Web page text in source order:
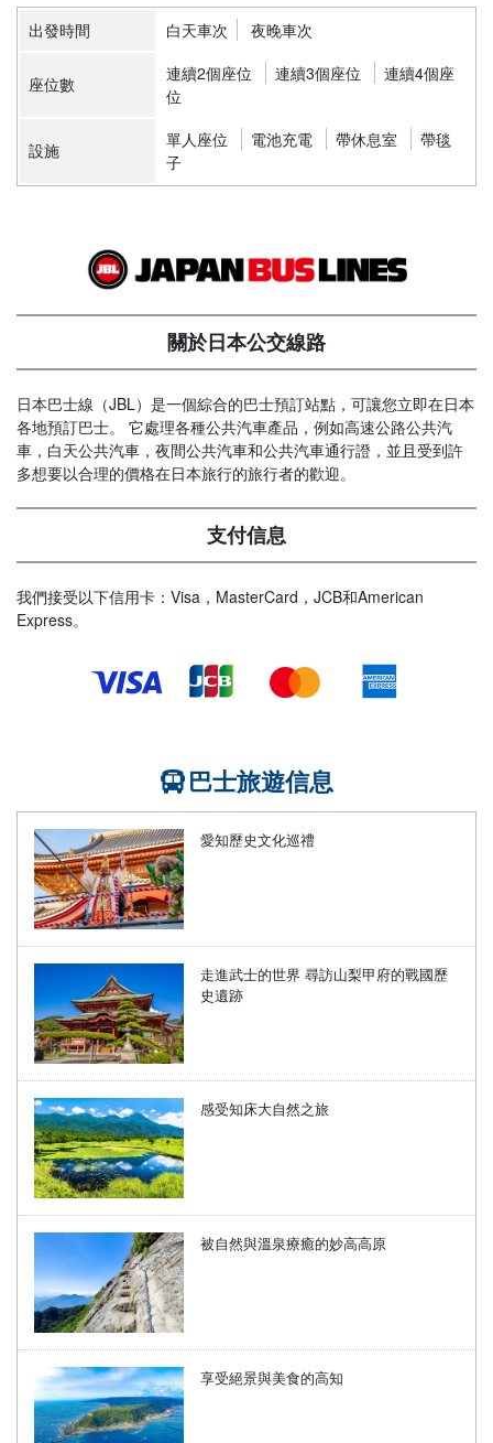
出發時間 白天車次 夜晚車次
座位數 連續2個座位 連續3個座位
連續4個座
位
設施 單人座位 電池充電 帶休息室
帶毯
子
關於日本公交線路
日本巴士線（JBL）是一個綜合的巴士預訂站點，可讓您立即在日本
各地預訂巴士。 它處理各種公共汽車產品，例如高速公路公共汽
車，白天公共汽車，夜間公共汽車和公共汽車通行證，並且受到許
多想要以合理的價格在日本旅行的旅行者的歡迎。
支付信息
我們接受以下信用卡：Visa，MasterCard，JCB和American
Express。
巴士旅遊信息
愛知歷史文化巡禮
走進武士的世界 尋訪山梨甲府的戰國歷
史遺跡
感受知床大自然之旅
被自然與溫泉療癒的妙高高原
享受絕景與美食的高知